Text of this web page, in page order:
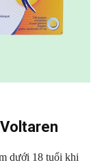
dưới 18 tuổi khi